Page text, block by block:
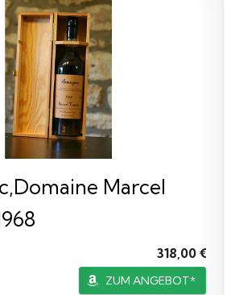
Marcel
318,00 €
ZUM ANGEBOT*